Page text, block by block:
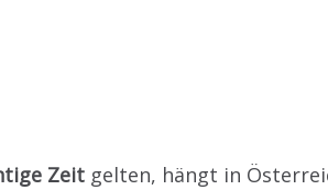
Zeit gelten, hängt in